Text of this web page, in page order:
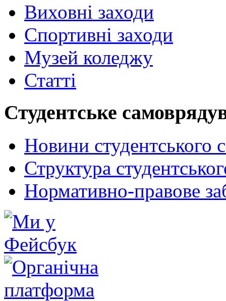
Виховні заходи
Спортивні заходи
Музей коледжу
Статті
Студентське
Новини студентського
Структура
Нормативно-правове